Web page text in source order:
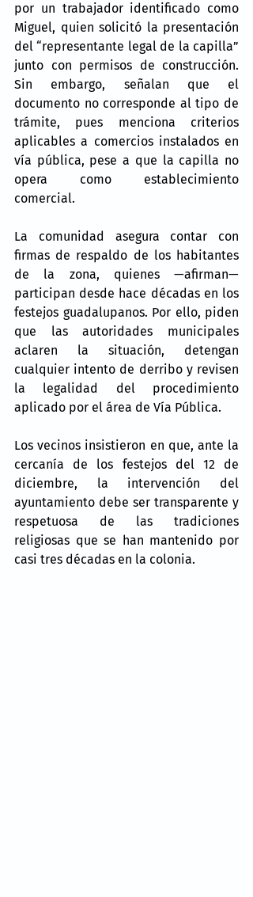
por un trabajador identificado como
Miguel, quien solicitó la presentación
del “representante legal de la capilla”
junto con permisos de construcción.
Sin embargo, señalan que el
documento no corresponde al tipo de
trámite, pues menciona criterios
aplicables a comercios instalados en
vía pública, pese a que la capilla no
opera como establecimiento
comercial.
La comunidad asegura contar con
firmas de respaldo de los habitantes
de la zona, quienes —afirman—
participan desde hace décadas en los
festejos guadalupanos. Por ello, piden
que las autoridades municipales
aclaren la situación, detengan
cualquier intento de derribo y revisen
la legalidad del procedimiento
aplicado por el área de Vía Pública.
Los vecinos insistieron en que, ante la
cercanía de los festejos del 12 de
diciembre, la intervención del
ayuntamiento debe ser transparente y
respetuosa de las tradiciones
religiosas que se han mantenido por
casi tres décadas en la colonia.